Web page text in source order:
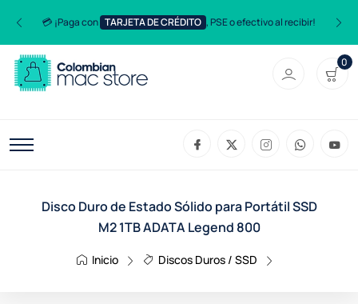
💳 ¡Paga con TARJETA DE CRÉDITO , PSE o efectivo al recibir!
0
Disco Duro de Estado Sólido para Portátil SSD
M2 1TB ADATA Legend 800
Inicio Discos Duros / SSD